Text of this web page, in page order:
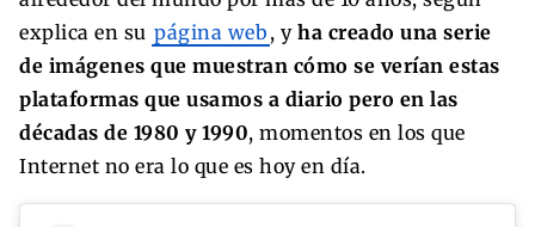
explica en su página web , y ha creado una serie
de imágenes que muestran cómo se verían estas
plataformas que usamos a diario pero en las
décadas de 1980 y 1990, momentos en los que
Internet no era lo que es hoy en día.